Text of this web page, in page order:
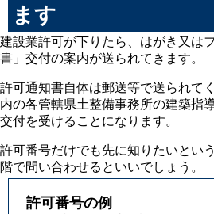
ます
建設業許可が下りたら、はがき又は
書」交付の案内が送られてきます。
許可通知書自体は郵送等で送られて
内の各管轄県土整備事務所の建築指
交付を受けることになります。
許可番号だけでも先に知りたいとい
階で問い合わせるといいでしょう。
許可番号の例